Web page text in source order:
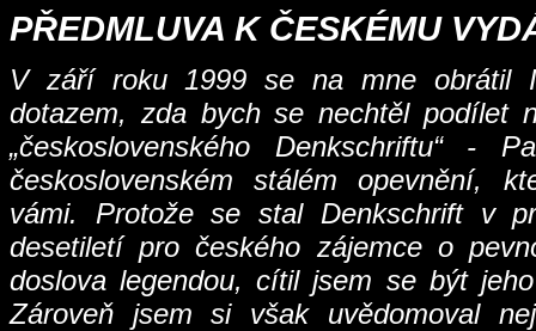
PŘEDMLUVA K ČESKÉMU
V září roku 1999 se na mne obrátil
dotazem, zda bych se nechtěl podílet
„československého Denkschriftu“ -
československém stálém opevnění,
vámi. Protože se stal Denkschrift v
desetiletí pro českého zájemce o
doslova legendou, cítil jsem se být
Zároveň jsem si však uvědomoval